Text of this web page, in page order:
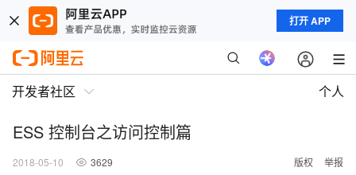
打开 APP
开发者社区 个人
ESS 控制台之访问控制篇
2018-05-10 3629 版权 举报